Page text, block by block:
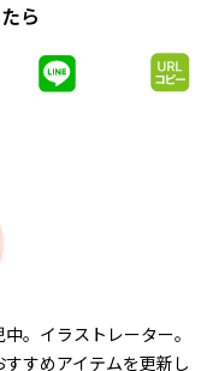
ら
。イラストレーター。
すめアイテムを更新し